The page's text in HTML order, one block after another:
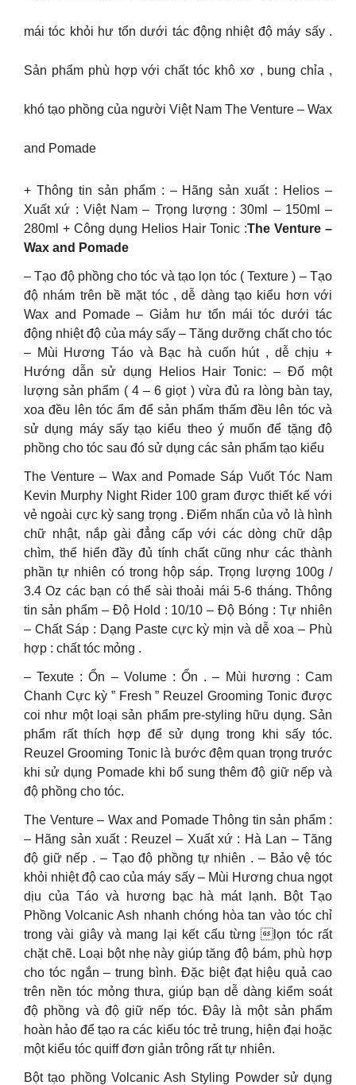
mái tóc khỏi hư tổn dưới tác động nhiệt độ máy sấy .
Sản phẩm phù hợp với chất tóc khô xơ , bung chỉa ,
khó tạo phồng của người Việt Nam The Venture – Wax
and Pomade
+ Thông tin sản phẩm : – Hãng sản xuất : Helios –
Xuất xứ : Việt Nam – Trọng lượng : 30ml – 150ml –
280ml + Công dụng Helios Hair Tonic :The Venture –
Wax and Pomade
– Tạo độ phồng cho tóc và tạo lọn tóc ( Texture ) – Tạo
độ nhám trên bề mặt tóc , dễ dàng tạo kiểu hơn với
Wax and Pomade – Giảm hư tổn mái tóc dưới tác
động nhiệt độ của máy sấy – Tăng dưỡng chất cho tóc
– Mùi Hương Táo và Bạc hà cuốn hút , dễ chịu +
Hướng dẫn sử dụng Helios Hair Tonic: – Đổ một
lượng sản phẩm ( 4 – 6 giọt ) vừa đủ ra lòng bàn tay,
xoa đều lên tóc ẩm để sản phẩm thấm đều lên tóc và
sử dụng máy sấy tạo kiểu theo ý muốn để tặng độ
phồng cho tóc sau đó sử dụng các sản phẩm tạo kiểu
The Venture – Wax and Pomade Sáp Vuốt Tóc Nam
Kevin Murphy Night Rider 100 gram được thiết kế với
vẻ ngoài cực kỳ sang trọng . Điểm nhấn của vỏ là hình
chữ nhật, nắp gài đẳng cấp với các dòng chữ dập
chìm, thể hiển đầy đủ tính chất cũng như các thành
phần tự nhiên có trong hộp sáp. Trọng lượng 100g /
3.4 Oz các bạn có thể sài thoải mái 5-6 tháng. Thông
tin sản phẩm – Độ Hold : 10/10 – Độ Bóng : Tự nhiên
– Chất Sáp : Dạng Paste cực kỳ mịn và dễ xoa – Phù
hợp : chất tóc mỏng .
– Texute : Ổn – Volume : Ổn . – Mùi hương : Cam
Chanh Cực kỳ ” Fresh ” Reuzel Grooming Tonic được
coi như một loại sản phẩm pre-styling hữu dụng. Sản
phẩm rất thích hợp để sử dụng trong khi sấy tóc.
Reuzel Grooming Tonic là bước đệm quan trọng trước
khi sử dụng Pomade khi bổ sung thêm độ giữ nếp và
độ phồng cho tóc.
The Venture – Wax and Pomade Thông tin sản phẩm :
– Hãng sản xuất : Reuzel – Xuất xứ : Hà Lan – Tăng
độ giữ nếp . – Tạo độ phồng tự nhiên . – Bảo vệ tóc
khỏi nhiệt độ cao của máy sấy – Mùi Hương chua ngọt
dịu của Táo và hương bạc hà mát lạnh. Bột Tạo
Phồng Volcanic Ash nhanh chóng hòa tan vào tóc chỉ
trong vài giây và mang lại kết cấu từng lọn tóc rất
chặt chẽ. Loại bột nhẹ này giúp tăng độ bám, phù hợp
cho tóc ngắn – trung bình. Đặc biệt đạt hiệu quả cao
trên nền tóc mỏng thưa, giúp bạn dễ dàng kiểm soát
độ phồng và độ giữ nếp tóc. Đây là một sản phẩm
hoàn hảo để tạo ra các kiểu tóc trẻ trung, hiện đại hoặc
một kiểu tóc quiff đơn giản trông rất tự nhiên.
Bột tạo phồng Volcanic Ash Styling Powder sử dụng